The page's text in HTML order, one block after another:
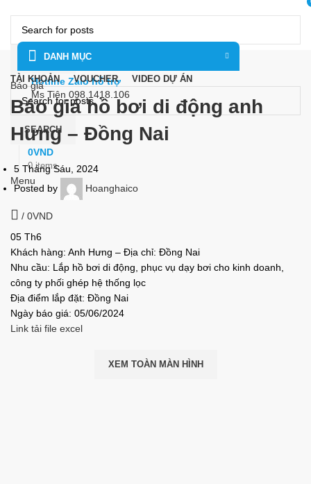
SEARCH
Hotline Zalo hỗ trợ
Ms Tiên 098.1418.106
0items
0VND
Menu
/ 0VND
DANH MỤC
TÀI KHOẢN VOUCHER VIDEO DỰ ÁN
SEARCH
Báo giá
Báo giá hồ bơi di động anh
Hưng – Đồng Nai
5 Tháng Sáu, 2024
Posted by
Hoanghaico
05 Th6
Khách hàng: Anh Hưng – Địa chỉ: Đồng Nai
Nhu cầu: Lắp hồ bơi di động, phục vụ dạy bơi cho kinh doanh,
công ty phối ghép hệ thống lọc
Địa điểm lắp đặt: Đồng Nai
Ngày báo giá: 05/06/2024
Link tải file excel
XEM TOÀN MÀN HÌNH